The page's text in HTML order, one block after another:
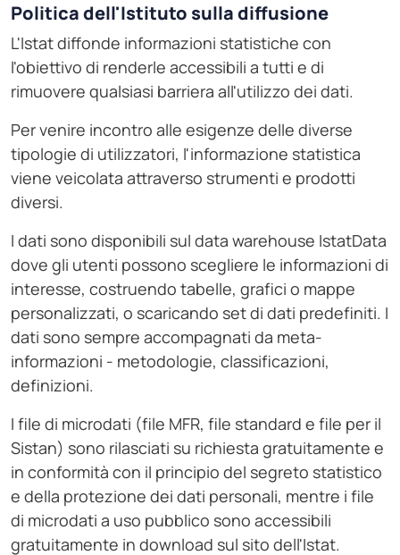
Politica dell'Istituto sulla diffusione
L'Istat diffonde informazioni statistiche con
l'obiettivo di renderle accessibili a tutti e di
rimuovere qualsiasi barriera all'utilizzo dei dati.
Per venire incontro alle esigenze delle diverse
tipologie di utilizzatori, l'informazione statistica
viene veicolata attraverso strumenti e prodotti
diversi.
I dati sono disponibili sul data warehouse IstatData
dove gli utenti possono scegliere le informazioni di
interesse, costruendo tabelle, grafici o mappe
personalizzati, o scaricando set di dati predefiniti. I
dati sono sempre accompagnati da meta-
informazioni - metodologie, classificazioni,
definizioni.
I file di microdati (file MFR, file standard e file per il
Sistan) sono rilasciati su richiesta gratuitamente e
in conformità con il principio del segreto statistico
e della protezione dei dati personali, mentre i file
di microdati a uso pubblico sono accessibili
gratuitamente in download sul sito dell'Istat.